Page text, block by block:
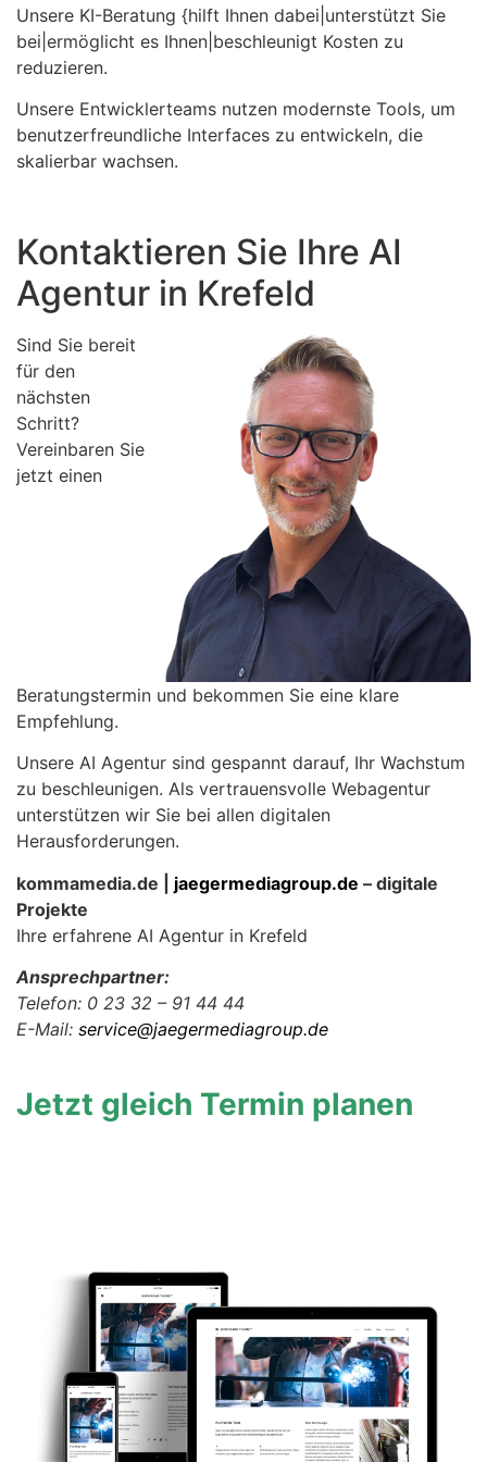
Unsere KI-Beratung {hilft Ihnen dabei|unterstützt Sie
bei|ermöglicht es Ihnen|beschleunigt Kosten zu
reduzieren.
Unsere Entwicklerteams nutzen modernste Tools, um
benutzerfreundliche Interfaces zu entwickeln, die
skalierbar wachsen.
Kontaktieren Sie Ihre AI
Agentur in Krefeld
Sind Sie bereit
für den
nächsten
Schritt?
Vereinbaren Sie
jetzt einen
Beratungstermin und bekommen Sie eine klare
Empfehlung.
Unsere AI Agentur sind gespannt darauf, Ihr Wachstum
zu beschleunigen. Als vertrauensvolle Webagentur
unterstützen wir Sie bei allen digitalen
Herausforderungen.
kommamedia.de | jaegermediagroup.de – digitale
Projekte
Ihre erfahrene AI Agentur in Krefeld
Ansprechpartner:
Telefon: 0 23 32 – 91 44 44
E-Mail: service@jaegermediagroup.de
Jetzt gleich Termin planen